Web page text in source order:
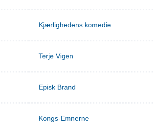
Kjærlighedens komedie
Terje Vigen
Episk Brand
Kongs-Emnerne